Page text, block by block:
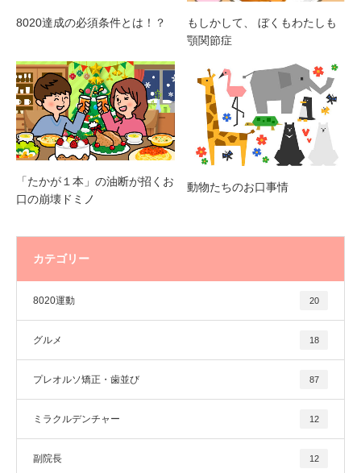
8020達成の必須条件とは！？
もしかして、 ぼくもわたしも
顎関節症
「たかが１本」の油断が招くお
口の崩壊ドミノ
動物たちのお口事情
カテゴリー
8020運動 20
グルメ 18
プレオルソ矯正・歯並び 87
ミラクルデンチャー 12
副院長 12